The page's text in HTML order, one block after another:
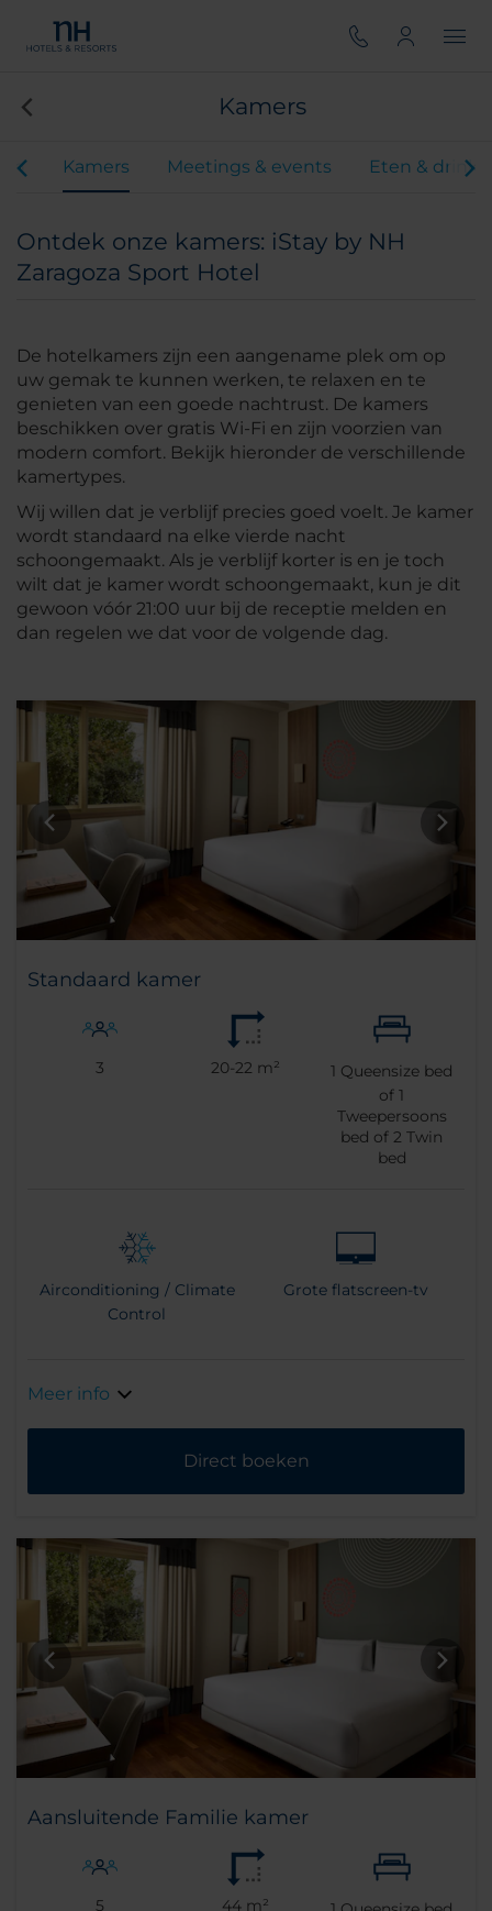
Kamers
Kamers Meetings & events Eten &
Ontdek onze kamers: iStay by NH
Zaragoza Sport Hotel
De hotelkamers zijn een aangename plek om op
uw gemak te kunnen werken, te relaxen en te
genieten van een goede nachtrust. De kamers
beschikken over gratis Wi-Fi en zijn voorzien van
modern comfort. Bekijk hieronder de verschillende
kamertypes.
Wij willen dat je verblijf precies goed voelt. Je kamer
wordt standaard na elke vierde nacht
schoongemaakt. Als je verblijf korter is en je toch
wilt dat je kamer wordt schoongemaakt, kun je dit
gewoon vóór 21:00 uur bij de receptie melden en
dan regelen we dat voor de volgende dag.
Standaard kamer
3 20-22 m² 1 Queensize bed
of1
Tweepersoons
bed of2 Twin
bed
Airconditioning / Climate
Control
Grote flatscreen-tv
Meer info
Direct boeken
Aansluitende Familie kamer
5 44 m²